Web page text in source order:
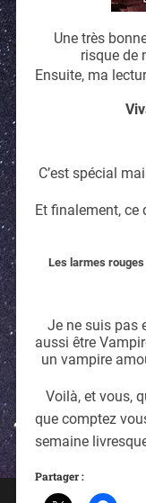
Une très
risque de
Ensuite, ma
C’est spécial
Et finalement, ce
Les larmes
Je ne suis pas
aussi être
un vampire
Voilà, et vous,
que comptez
semaine
Partager :